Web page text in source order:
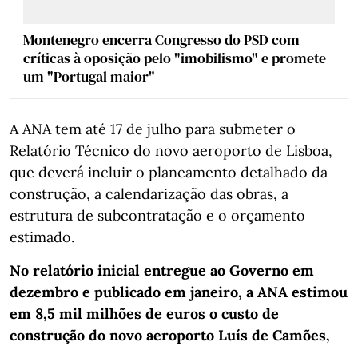
Montenegro encerra Congresso do PSD com
críticas à oposição pelo "imobilismo" e promete
um "Portugal maior"
A ANA tem até 17 de julho para submeter o
Relatório Técnico do novo aeroporto de Lisboa,
que deverá incluir o planeamento detalhado da
construção, a calendarização das obras, a
estrutura de subcontratação e o orçamento
estimado.
No relatório inicial entregue ao Governo em
dezembro e publicado em janeiro, a ANA estimou
em 8,5 mil milhões de euros o custo de
construção do novo aeroporto Luís de Camões,